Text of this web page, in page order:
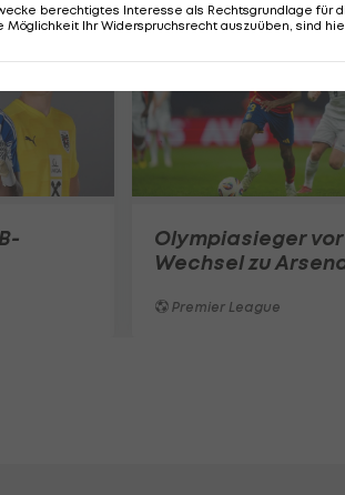
Olympiasieger vor
Wechsel zu
Premier League
berechtigtes Interesse als Rechtsgrundlage für
Ihr Widerspruchsrecht auszuüben, sind